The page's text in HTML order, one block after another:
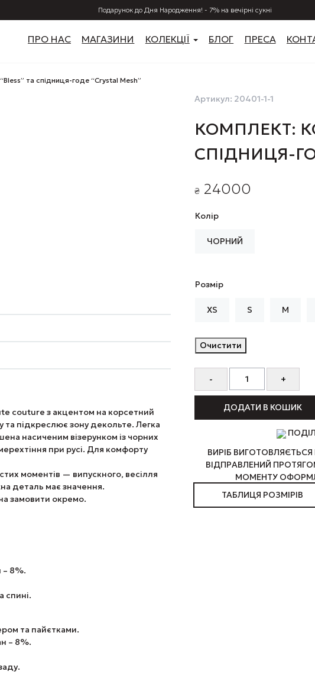
Подарунок до Дня Народження! - 7% на вечірні сукні
ПРО НАС МАГАЗИНИ КОЛЕКЦІЇ БЛОГ ПРЕСА
та спідниця-годе “Crystal Mesh”
Артикул: 20401-1-1
КОМПЛЕКТ:
СПІДНИЦЯ-
₴ 24000
Колір
ЧОРНИЙ
Розмір
XS S M
Очистити
ДОДАТИ В КОШИК
ВИРІБ
ВІДПРАВЛЕНИЙ
МОМЕНТУ
ТАБЛИЦЯ РОЗМІРІВ
couture з акцентом на корсетний
та підкреслює зону декольте. Легка
насиченим візерунком із чорних
при русі. Для комфорту
моментів — випускного, весілля
деталь має значення.
замовити окремо.
– 8%.
спині.
та пайєтками.
– 8%.